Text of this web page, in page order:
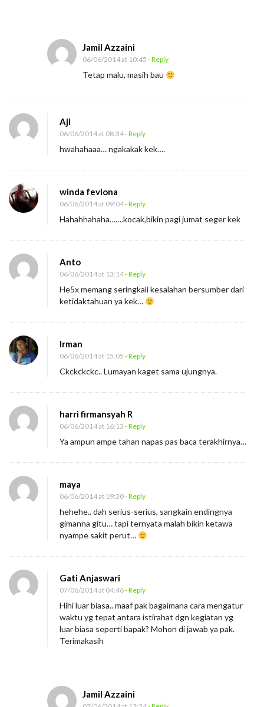
Jamil Azzaini
06/06/2014 at 10:45 - Reply
Tetap malu, masih bau
Aji
06/06/2014 at 08:34- Reply
hwahahaaa… ngakakak kek….
winda fevlona
06/06/2014 at 09:04- Reply
Hahahhahaha…….kocak,bikin pagi jumat seger kek
Anto
06/06/2014 at 13:14- Reply
He5x memang seringkali kesalahan bersumber dari
ketidaktahuan ya kek…
Irman
06/06/2014 at 15:05 - Reply
Ckckckckc.. Lumayan kaget sama ujungnya.
harri firmansyah R
06/06/2014 at 16:13 - Reply
Ya ampun ampe tahan napas pas baca terakhirnya…
maya
06/06/2014 at 19:30- Reply
hehehe.. dah serius-serius, sangkain endingnya
gimanna gitu… tapi ternyata malah bikin ketawa
nyampe sakit perut…
Gati Anjaswari
07/06/2014 at 04:46- Reply
Hihi luar biasa.. maaf pak bagaimana cara mengatur
waktu yg tepat antara istirahat dgn kegiatan yg
luar biasa seperti bapak? Mohon di jawab ya pak.
Terimakasih
Jamil Azzaini